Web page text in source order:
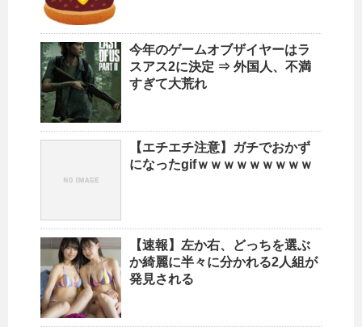
今年のゲームオブザイヤーはラ
スアス2に決定 ⇒ 外国人、不満
すぎて大荒れ
【エチエチ注意】ガチでおかず
になったgifｗｗｗｗｗｗｗｗｗ
【速報】左か右、どっちを選ぶ
か綺麗に半々に分かれる2人組が
発見される